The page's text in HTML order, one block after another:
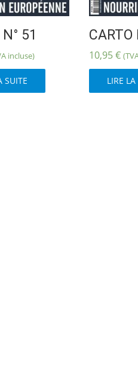
51
incluse)
SUITE
CARTO
10,95€
LIRE LA